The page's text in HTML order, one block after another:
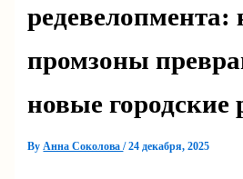
редевелопмента:
промзоны
новые городские
By Анна Соколова/24 декабря, 2025